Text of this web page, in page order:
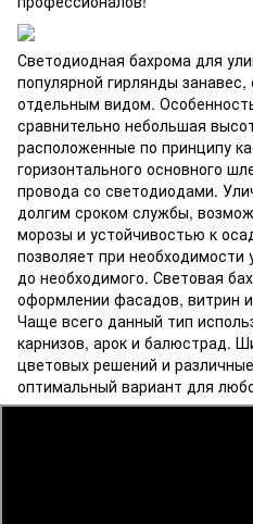
Светодиодная бахрома для
популярной гирлянды
отдельным видом.
сравнительно небольшая
расположенные по принципу
горизонтального основного
провода со светодиодами.
долгим сроком службы,
морозы и устойчивостью к
позволяет при необходимости
до необходимого. Световая
оформлении фасадов, витрин
Чаще всего данный тип
карнизов, арок и балюстрад.
цветовых решений и
оптимальный вариант для